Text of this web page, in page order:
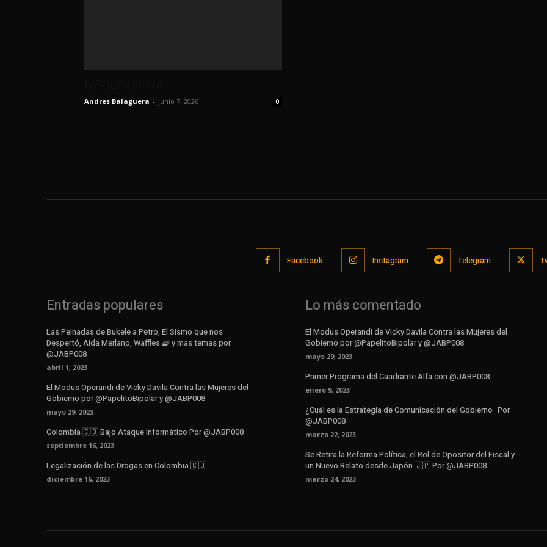
Andres Balaguera - junio 7, 2026 0
Facebook Instagram Telegram
Entradas populares
Las Peinadas de Bukele a Petro, El Sismo que nos
Despertó, Aida Merlano, Waffles 🧇 y mas temas por
@JABP008
abril 1, 2023
El Modus Operandi de Vicky Davila Contra las Mujeres del
Gobierno por @PapelitoBipolar y @JABP008
mayo 29, 2023
Colombia 🇨🇴 Bajo Ataque Informático Por @JABP008
septiembre 16, 2023
Legalización de las Drogas en Colombia 🇨🇴
diciembre 16, 2023
Lo más comentado
El Modus Operandi de Vicky Davila Contra las Mujeres del
Gobierno por @PapelitoBipolar y @JABP008
mayo 29, 2023
Primer Programa del Cuadrante Alfa con @JABP008
enero 9, 2023
¿Cuál es la Estrategia de Comunicación del Gobierno- Por
@JABP008
marzo 22, 2023
Se Retira la Reforma Política, el Rol de Opositor del Fiscal y
un Nuevo Relato desde Japón 🇯🇵 Por @JABP008
marzo 24, 2023